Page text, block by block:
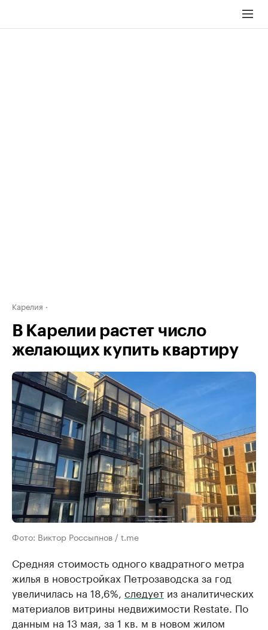
Карелия
В Карелии растет число
желающих купить квартиру
Фото: Виктор Россыпнов / t.me
Средняя стоимость одного квадратного метра
жилья в новостройках Петрозаводска за год
увеличилась на 18,6%, следует из аналитических
материалов витрины недвижимости Restate. По
данным на 13 мая, за 1 кв. м в новом жилом